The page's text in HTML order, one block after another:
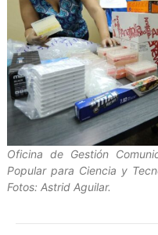
Oficina de Gestión
Popular para Ciencia y
Fotos: Astrid Aguilar.